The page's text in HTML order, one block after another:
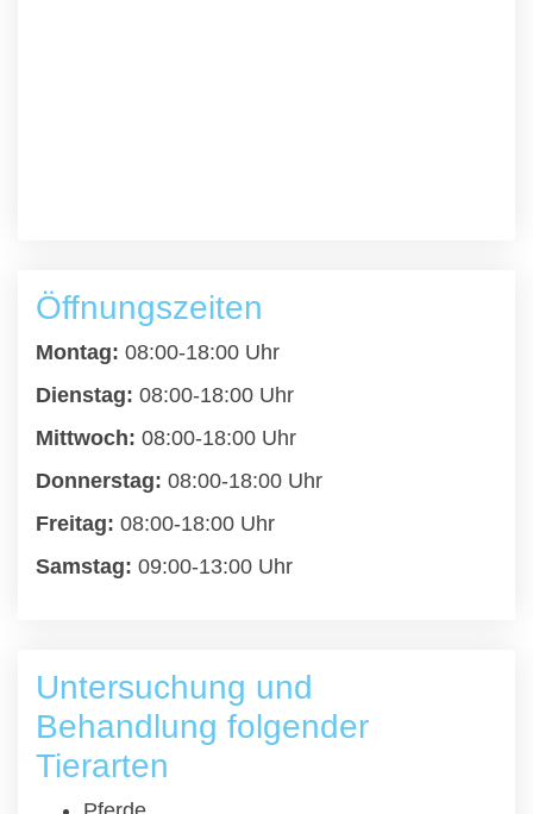
Öffnungszeiten
Montag: 08:00-18:00 Uhr
Dienstag: 08:00-18:00 Uhr
Mittwoch: 08:00-18:00 Uhr
Donnerstag: 08:00-18:00 Uhr
Freitag: 08:00-18:00 Uhr
Samstag: 09:00-13:00 Uhr
Untersuchung und
Behandlung folgender
Tierarten